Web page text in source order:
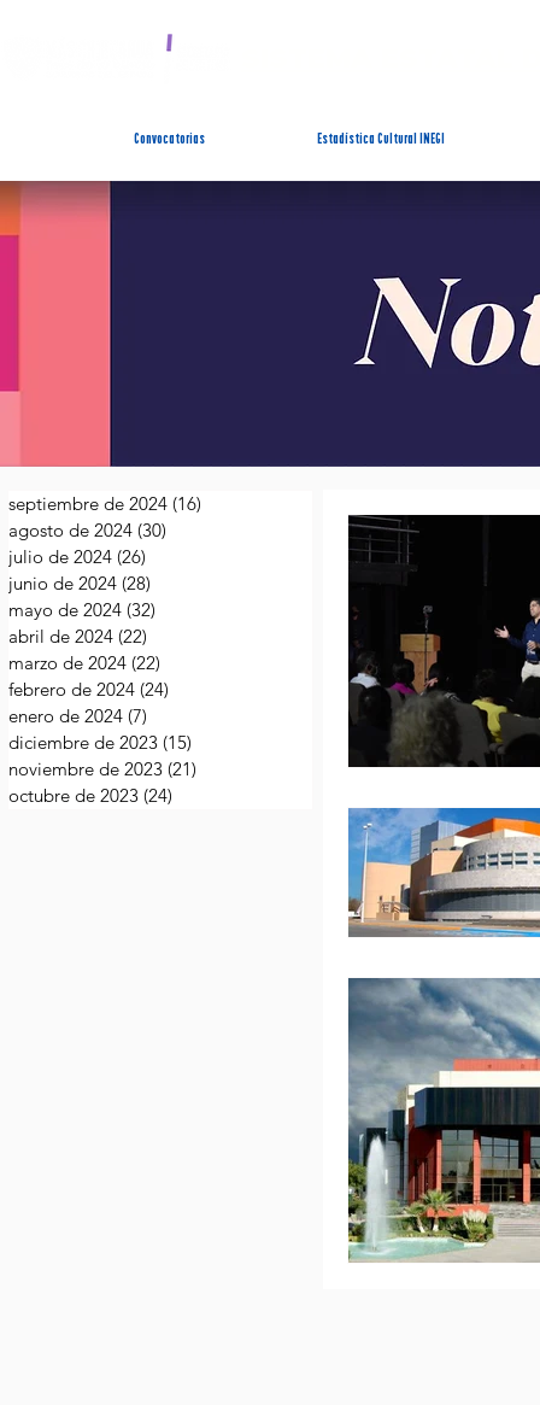
Convocatorias Estadística Cultural INEGI
septiembre de 2024 (16)
agosto de 2024 (30)
julio de 2024 (26)
junio de 2024 (28)
mayo de 2024 (32)
abril de 2024 (22)
marzo de 2024 (22)
febrero de 2024 (24)
enero de 2024 (7)
diciembre de 2023 (15)
noviembre de 2023 (21)
octubre de 2023 (24)